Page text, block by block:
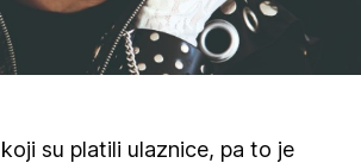
su platili ulaznice, pa to je